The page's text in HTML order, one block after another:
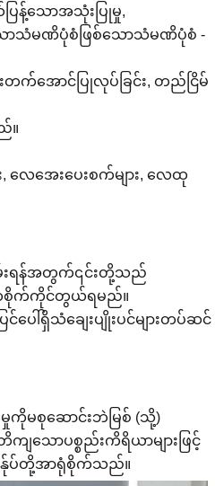
ြန့်သောအသုံးပြုမှု,
ာသံမဏိပုံစံဖြစ်သောသံမဏိပုံစံ -
တက်အောင်ပြုလုပ်ခြင်း, တည်ငြိမ်
။
, လေအေးပေးစက်များ, လေထု
းရန်အတွက်၎င်းတို့သည်
တစိုက်ကိုင်တွယ်ရမည်။
ေါ်ရှိသံချေးပျိုးပင်များတပ်ဆင်
မစုဆောင်းဘဲမြစ် (သို့)
ောပစ္စည်းကိရိယာများဖြင့်
န်ုပ်တို့အာရုံစိုက်သည်။